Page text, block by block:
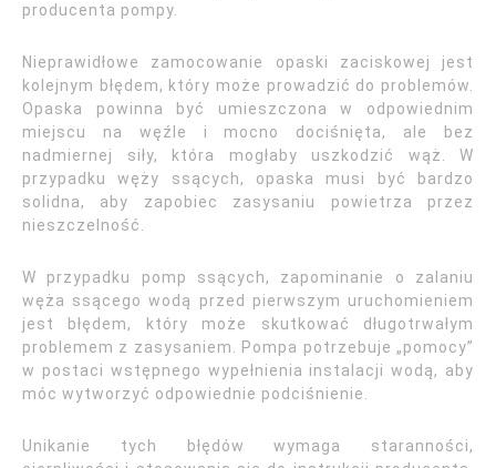
producenta pompy.
Nieprawidłowe zamocowanie opaski zaciskowej jest
kolejnym błędem, który może prowadzić do problemów.
Opaska powinna być umieszczona w odpowiednim
miejscu na węźle i mocno dociśnięta, ale bez
nadmiernej siły, która mogłaby uszkodzić wąż. W
przypadku węży ssących, opaska musi być bardzo
solidna, aby zapobiec zasysaniu powietrza przez
nieszczelność.
W przypadku pomp ssących, zapominanie o zalaniu
węża ssącego wodą przed pierwszym uruchomieniem
jest błędem, który może skutkować długotrwałym
problemem z zasysaniem. Pompa potrzebuje „pomocy”
w postaci wstępnego wypełnienia instalacji wodą, aby
móc wytworzyć odpowiednie podciśnienie.
Unikanie tych błędów wymaga staranności,